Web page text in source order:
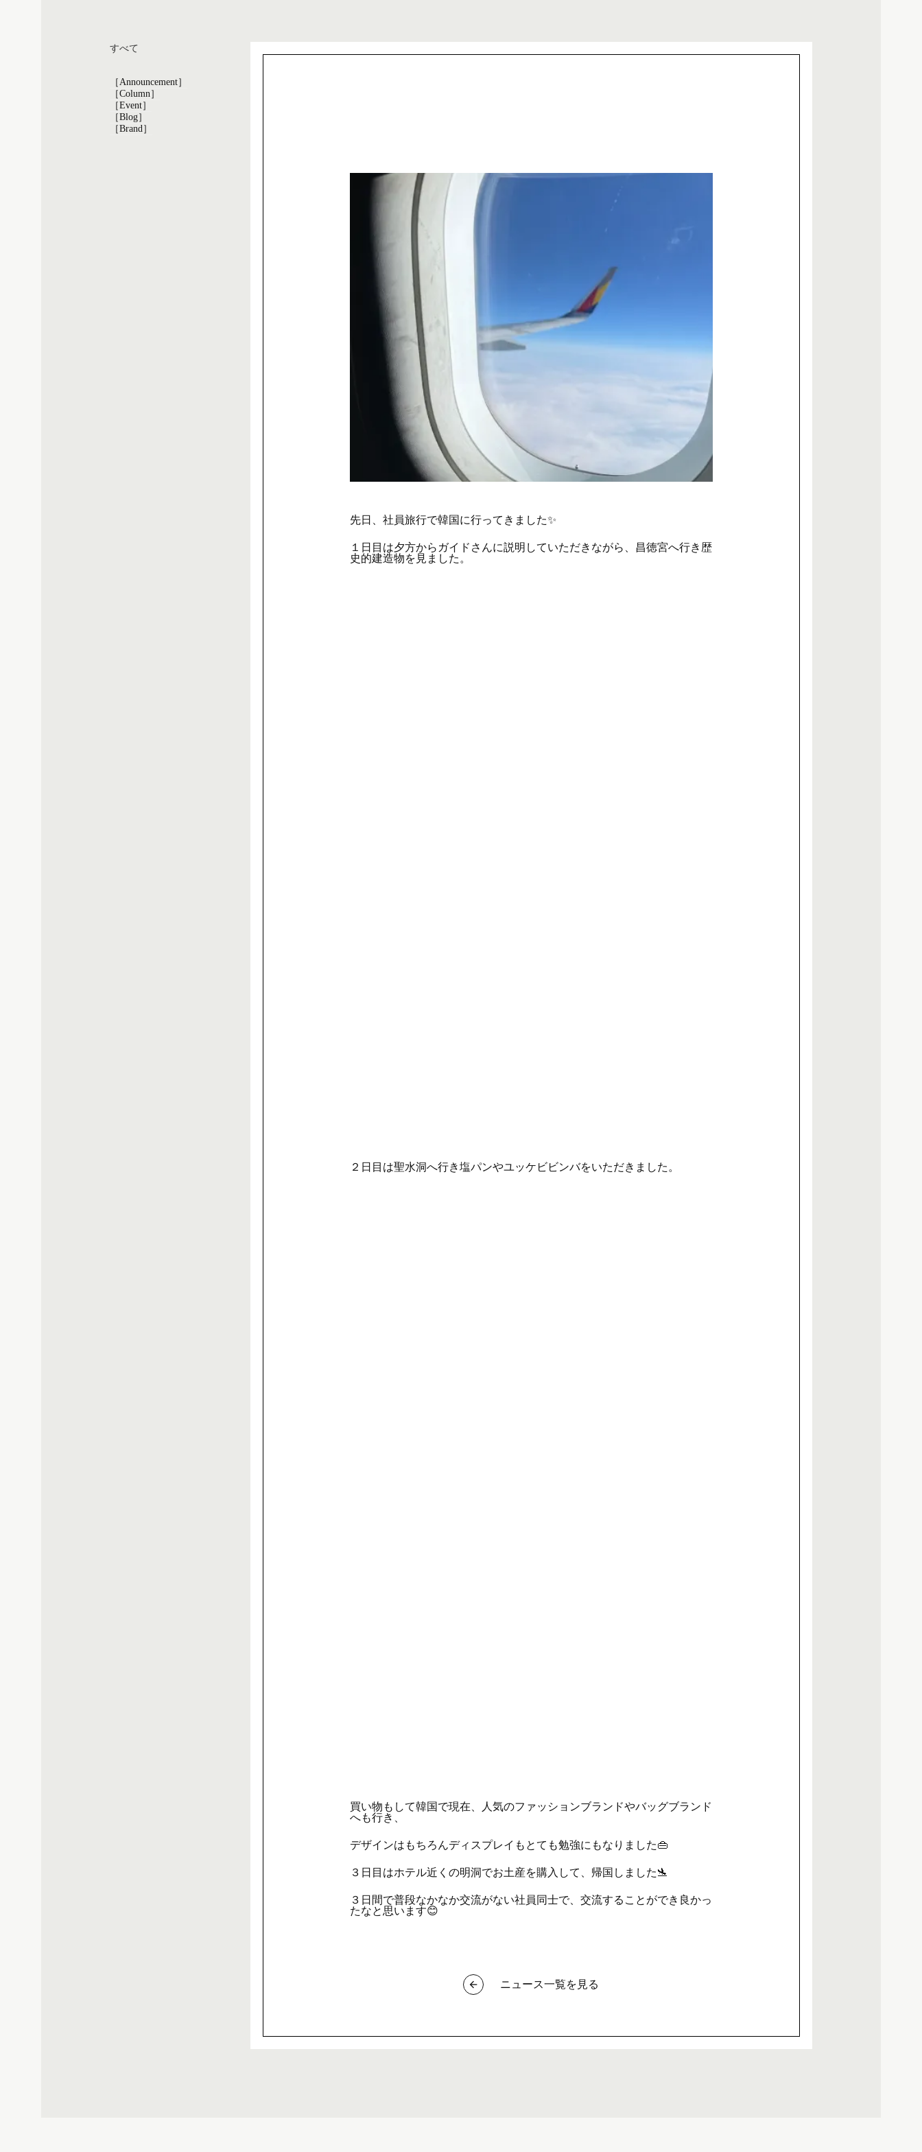
すべて
［Announcement］
［Column］
［Event］
［Blog］
［Brand］
先日、社員旅行で韓国に行ってきました✨
１日目は夕方からガイドさんに説明していただきながら、昌徳宮へ行き歴
史的建造物を見ました。
２日目は聖水洞へ行き塩パンやユッケビビンバをいただきました。
買い物もして韓国で現在、人気のファッションブランドやバッグブランド
へも行き、
デザインはもちろんディスプレイもとても勉強にもなりました👜
３日目はホテル近くの明洞でお土産を購入して、帰国しました🛬
３日間で普段なかなか交流がない社員同士で、交流することができ良かっ
たなと思います😊
arrow_back ニュース一覧を見る